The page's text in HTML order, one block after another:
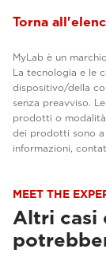
Torna
MyLab è un
La tecnologia e le
dispositivo/della
senza preavviso.
prodotti o
dei prodotti sono
informazioni,
MEET THE
Altri casi